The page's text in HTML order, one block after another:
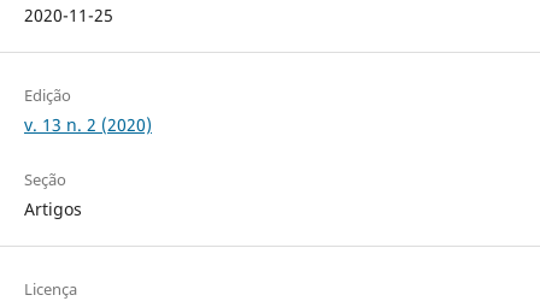
2020-11-25
Edição
v. 13 n. 2 (2020)
Seção
Artigos
Licença